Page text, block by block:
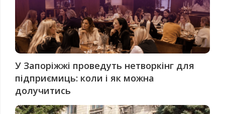
У Запоріжжі проведуть нетворкінг для
підприємиць: коли і як можна
долучитись